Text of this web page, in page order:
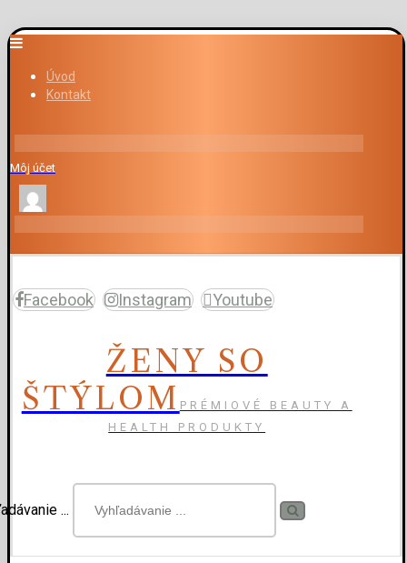
Úvod
Kontakt
Môj účet
Facebook Instagram Youtube
ŽENY SO
ŠTÝLOM PRÉMIOVÉ BEAUTY A
HEALTH PRODUKTY
...